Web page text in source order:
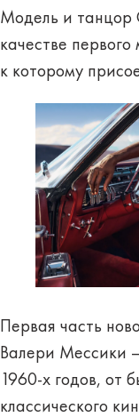
Модель и танцор
качестве
к которому
Первая часть
Валери Мессики
1960-х годов, от
классического